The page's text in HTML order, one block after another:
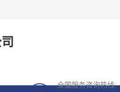
全国服务咨询热线: